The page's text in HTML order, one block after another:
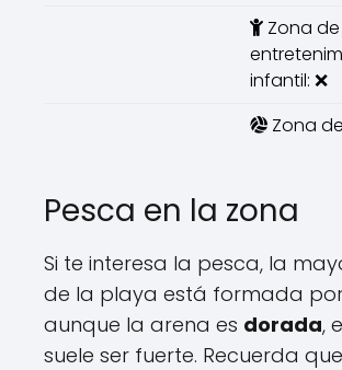
Zona de
infantil: ❌
Zona
Pesca en la zona
Si te interesa la pesca, la
de la playa está formada
aunque la arena es dorada,
suele ser fuerte. Recuerda que